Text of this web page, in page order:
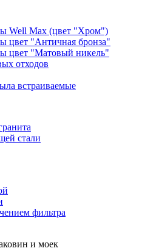
Well Max (цвет "Хром")
цвет "Античная бронза"
цвет "Матовый никель"
отходов
встраиваемые
стали
фильтра
и моек